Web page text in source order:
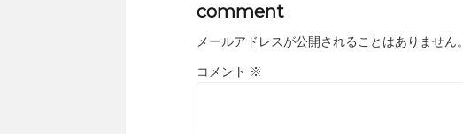
comment
メールアドレスが公開されることはありません。
コメント ※